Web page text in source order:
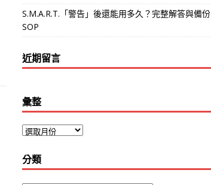
S.M.A.R.T.「警告」後還能用多久？完整解答與備份
SOP
近期留言
彙整
分類